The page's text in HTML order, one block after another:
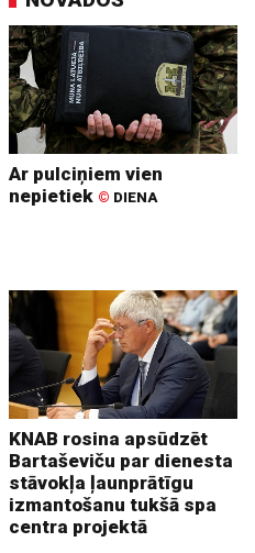
Ar pulciņiem vien
nepietiek © DIENA
KNAB rosina apsūdzēt
Bartaševiču par dienesta
stāvokļa ļaunprātīgu
izmantošanu tukšā spa
centra projektā